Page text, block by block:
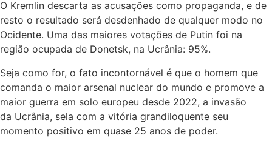
O Kremlin descarta as acusações como propaganda, e de
resto o resultado será desdenhado de qualquer modo no
Ocidente. Uma das maiores votações de Putin foi na
região ocupada de Donetsk, na Ucrânia: 95%.
Seja como for, o fato incontornável é que o homem que
comanda o maior arsenal nuclear do mundo e promove a
maior guerra em solo europeu desde 2022, a invasão
da Ucrânia, sela com a vitória grandiloquente seu
momento positivo em quase 25 anos de poder.